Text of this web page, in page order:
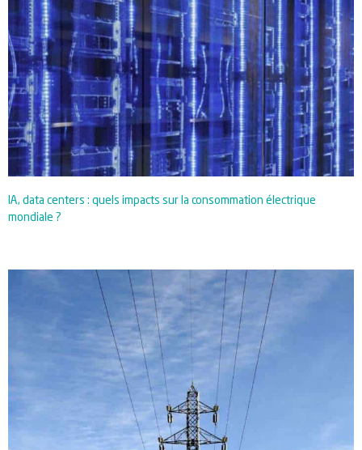
IA, data centers : quels impacts sur la consommation électrique
mondiale ?